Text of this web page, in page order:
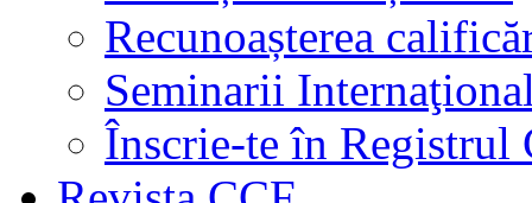
Recunoașterea
Seminarii
Înscrie-te în Registrul